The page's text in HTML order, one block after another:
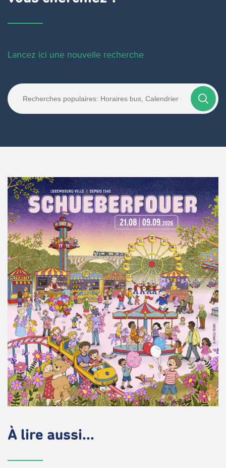
Lancez ici une nouvelle recherche
À lire aussi...